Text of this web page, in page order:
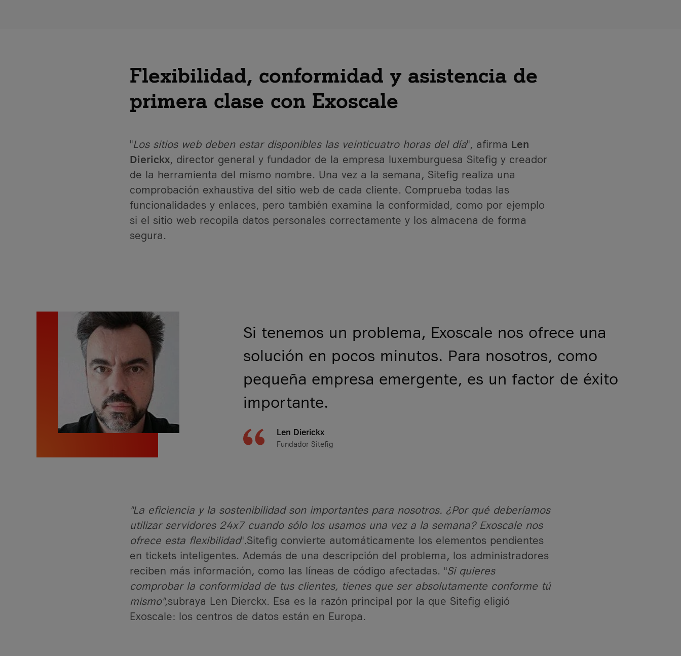
Flexibilidad, conformidad y asistencia de
primera clase con Exoscale
"Los sitios web deben estar disponibles las veinticuatro horas del día", afirma Len
Dierickx, director general y fundador de la empresa luxemburguesa Sitefig y creador
de la herramienta del mismo nombre. Una vez a la semana, Sitefig realiza una
comprobación exhaustiva del sitio web de cada cliente. Comprueba todas las
funcionalidades y enlaces, pero también examina la conformidad, como por ejemplo
si el sitio web recopila datos personales correctamente y los almacena de forma
segura.
Si tenemos un problema, Exoscale nos ofrece una
solución en pocos minutos. Para nosotros, como
pequeña empresa emergente, es un factor de éxito
importante.
Len Dierickx
Fundador Sitefig
"La eficiencia y la sostenibilidad son importantes para nosotros. ¿Por qué deberíamos
utilizar servidores 24x7 cuando sólo los usamos una vez a la semana? Exoscale nos
ofrece esta flexibilidad".Sitefig convierte automáticamente los elementos pendientes
en tickets inteligentes. Además de una descripción del problema, los administradores
reciben más información, como las líneas de código afectadas. "Si quieres
comprobar la conformidad de tus clientes, tienes que ser absolutamente conforme tú
mismo",subraya Len Dierckx. Esa es la razón principal por la que Sitefig eligió
Exoscale: los centros de datos están en Europa.